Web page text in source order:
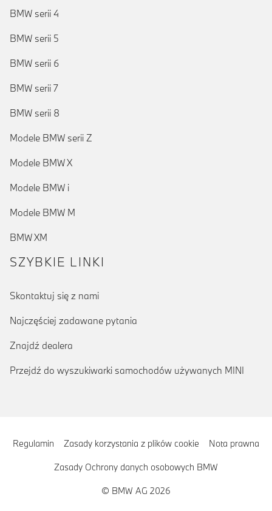
BMW serii 4
BMW serii 5
BMW serii 6
BMW serii 7
BMW serii 8
Modele BMW serii Z
Modele BMW X
Modele BMW i
Modele BMW M
BMW XM
SZYBKIE LINKI
Skontaktuj się z nami
Najczęściej zadawane pytania
Znajdź dealera
Przejdź do wyszukiwarki samochodów używanych MINI
Regulamin Zasady korzystania z plików cookie Nota prawna
Zasady Ochrony danych osobowych BMW
© BMW AG 2026